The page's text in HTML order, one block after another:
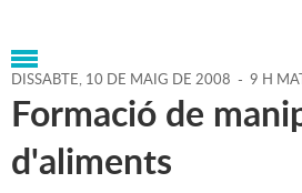
DISSABTE, 10 DE MAIG DE 2008 - 9 H
Formació de
d'aliments